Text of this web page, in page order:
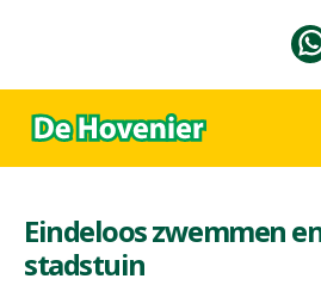
Eindeloos zwemmen
stadstuin